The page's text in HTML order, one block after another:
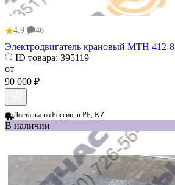
★4.9 46
Электродвигатель крановый МТН 412-8
ID товара: 395119
от
90 000 ₽
Доставка поРоссии, в РБ, KZ
В наличии